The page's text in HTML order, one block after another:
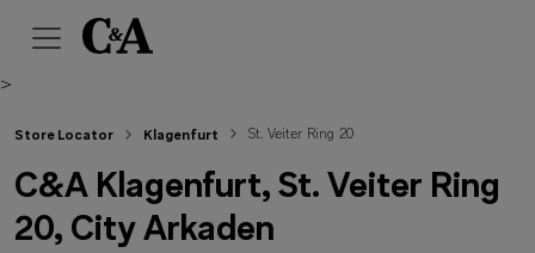
>
Store Locator Klagenfurt St. Veiter Ring 20
C&A Klagenfurt, St. Veiter Ring
20, City Arkaden